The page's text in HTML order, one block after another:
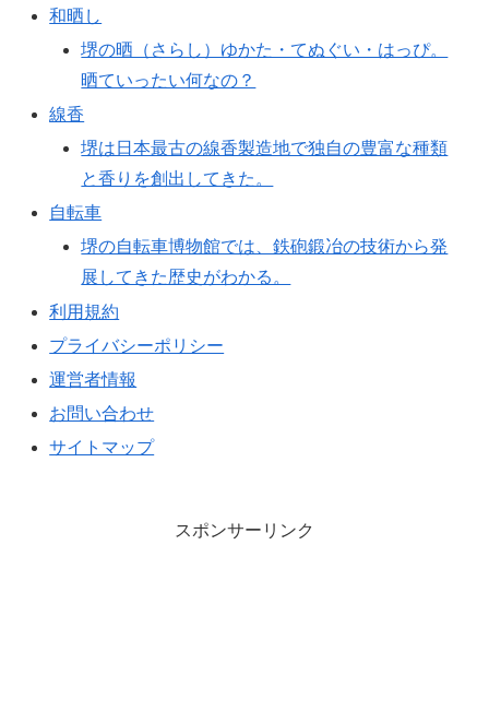
和晒し
堺の晒（さらし）ゆかた・てぬぐい・はっぴ。
晒ていったい何なの？
線香
堺は日本最古の線香製造地で独自の豊富な種類
と香りを創出してきた。
自転車
堺の自転車博物館では、鉄砲鍛冶の技術から発
展してきた歴史がわかる。
利用規約
プライバシーポリシー
運営者情報
お問い合わせ
サイトマップ
スポンサーリンク